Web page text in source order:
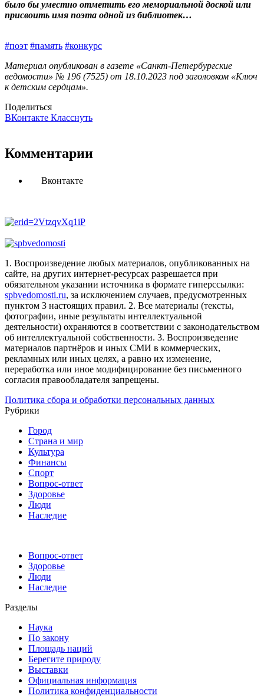
было бы уместно отметить его мемориальной доской или
присвоить имя поэта одной из библиотек…
#поэт #память #конкурс
Материал опубликован в газете «Санкт-Петербургские
ведомости» № 196 (7525) от 18.10.2023 под заголовком «Ключ
к детским сердцам».
Поделиться
ВКонтакте Класснуть
Комментарии
Вконтакте
1. Воспроизведение любых материалов, опубликованных на
сайте, на других интернет-ресурсах разрешается при
обязательном указании источника в формате гиперссылки:
spbvedomosti.ru, за исключением случаев, предусмотренных
пунктом 3 настоящих правил. 2. Все материалы (тексты,
фотографии, иные результаты интеллектуальной
деятельности) охраняются в соответствии с законодательством
об интеллектуальной собственности. 3. Воспроизведение
материалов партнёров и иных СМИ в коммерческих,
рекламных или иных целях, а равно их изменение,
переработка или иное модифицирование без письменного
согласия правообладателя запрещены.
Политика сбора и обработки персональных данных
Рубрики
Город
Страна и мир
Культура
Финансы
Спорт
Вопрос-ответ
Здоровье
Люди
Наследие
Вопрос-ответ
Здоровье
Люди
Наследие
Разделы
Наука
По закону
Площадь наций
Берегите природу
Выставки
Официальная информация
Политика конфиденциальности